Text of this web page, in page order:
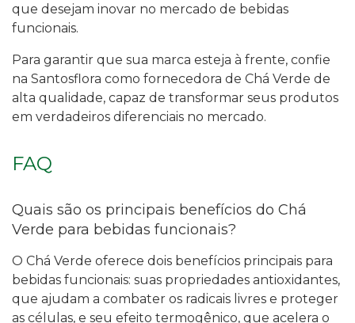
que desejam inovar no mercado de bebidas
funcionais.
Para garantir que sua marca esteja à frente, confie
na Santosflora como fornecedora de Chá Verde de
alta qualidade, capaz de transformar seus produtos
em verdadeiros diferenciais no mercado.
FAQ
Quais são os principais benefícios do Chá
Verde para bebidas funcionais?
O Chá Verde oferece dois benefícios principais para
bebidas funcionais: suas propriedades antioxidantes,
que ajudam a combater os radicais livres e proteger
as células, e seu efeito termogênico, que acelera o